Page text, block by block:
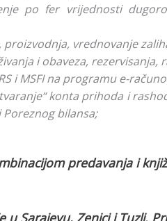
po fer vrijednosti
vrednovanje
i obaveza, rezervisanja,
i MSFI na programu e-
konta prihoda i
bilansa;
predavanja i
u Sarajevu, Zenici i Tuzli.